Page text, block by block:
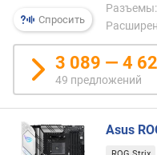
х
к
д
е
ш
е
ы
м
Спросить
Разъемы:
3 089 — 4
49 предложений
Asus